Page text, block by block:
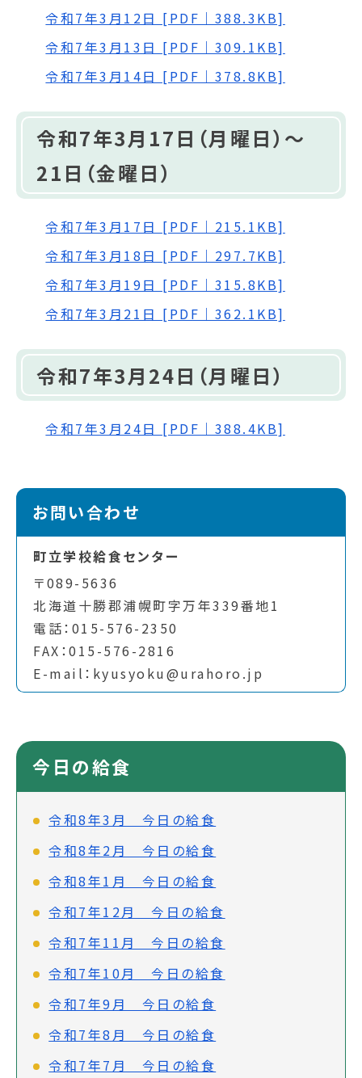
令和7年3月12日 [PDF｜388.3KB]
令和7年3月13日 [PDF｜309.1KB]
令和7年3月14日 [PDF｜378.8KB]
令和7年3月17日（月曜日）～
21日（金曜日）
令和7年3月17日 [PDF｜215.1KB]
令和7年3月18日 [PDF｜297.7KB]
令和7年3月19日 [PDF｜315.8KB]
令和7年3月21日 [PDF｜362.1KB]
令和7年3月24日（月曜日）
令和7年3月24日 [PDF｜388.4KB]
お問い合わせ
町立学校給食センター
〒089-5636
北海道十勝郡浦幌町字万年339番地1
電話：015-576-2350
FAX：015-576-2816
E-mail：kyusyoku@urahoro.jp
今日の給食
令和8年3月 今日の給食
令和8年2月 今日の給食
令和8年1月 今日の給食
令和7年12月 今日の給食
令和7年11月 今日の給食
令和7年10月 今日の給食
令和7年9月 今日の給食
令和7年8月 今日の給食
令和7年7月 今日の給食